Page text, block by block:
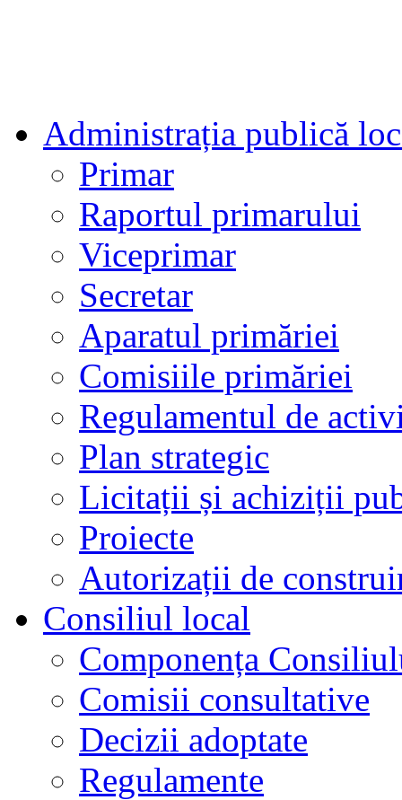
Administrația publică
Primar
Raportul primarului
Viceprimar
Secretar
Aparatul primăriei
Comisiile primăriei
Regulamentul de
Plan strategic
Licitații și achiziții
Proiecte
Autorizații de
Consiliul local
Componența
Comisii consultative
Decizii adoptate
Regulamente